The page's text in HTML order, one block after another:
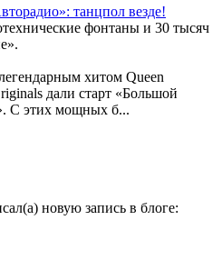
танцпол везде!
фонтаны и 30 тысяч
хитом Queen
дали старт «Большой
С этих мощных б...
новую запись в блоге: